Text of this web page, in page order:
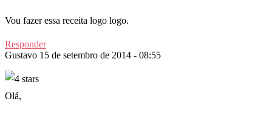
Vou fazer essa receita logo logo.
Responder
Gustavo 15 de setembro de 2014 - 08:55
Olá,